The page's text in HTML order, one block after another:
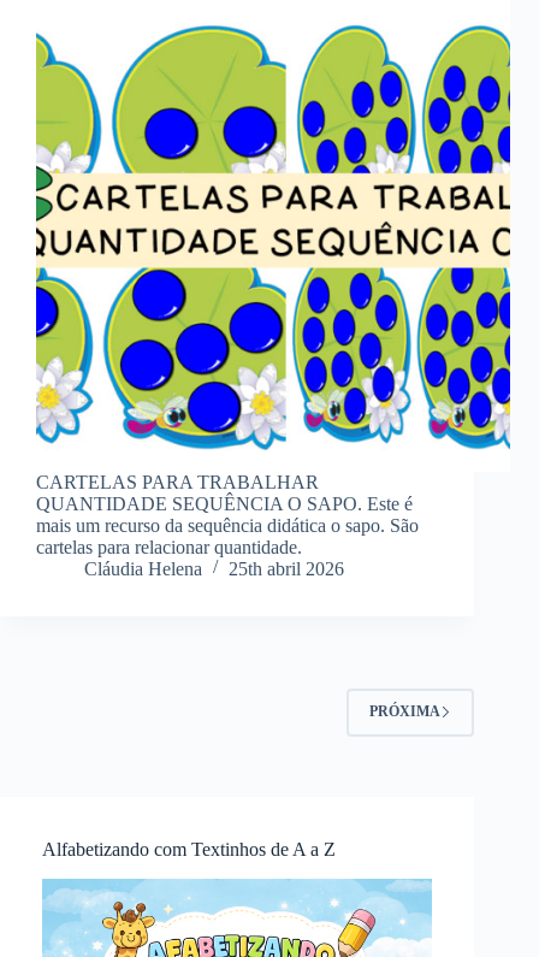
CARTELAS PARA TRABALHAR
QUANTIDADE SEQUÊNCIA O SAPO. Este é
mais um recurso da sequência didática o sapo. São
cartelas para relacionar quantidade.
Cláudia Helena
25th abril 2026
PRÓXIMA
Alfabetizando com Textinhos de A a Z